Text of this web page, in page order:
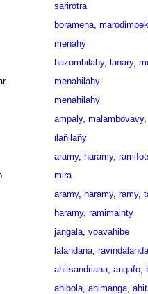
sarirotra
boramena,
menahy
hazombilahy, lanary,
menahilahy
menahilahy
ampaly, malambovavy
ilañilañy
aramy, haramy,
mira
aramy, haramy, ramy,
haramy, ramimainty
jangala, voavahibe
lalandana,
ahitsandriana, angafo,
ahibola, ahimanga,